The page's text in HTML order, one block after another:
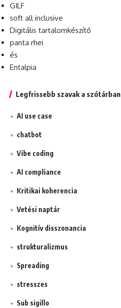
GILF
soft all inclusive
Digitális tartalomkészítő
panta rhei
és
Entalpia
Legfrissebb szavak a szótárban
AI use case
chatbot
Vibe coding
AI compliance
Kritikai koherencia
Vetési naptár
Kognitív disszonancia
strukturalizmus
Spreading
stresszes
Sub sigillo